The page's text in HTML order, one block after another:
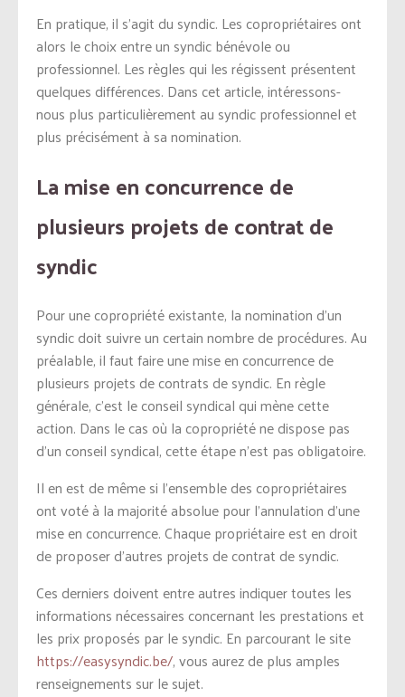
En pratique, il s’agit du syndic. Les copropriétaires ont
alors le choix entre un syndic bénévole ou
professionnel. Les règles qui les régissent présentent
quelques différences. Dans cet article, intéressons-
nous plus particulièrement au syndic professionnel et
plus précisément à sa nomination.
La mise en concurrence de
plusieurs projets de contrat de
syndic
Pour une copropriété existante, la nomination d’un
syndic doit suivre un certain nombre de procédures. Au
préalable, il faut faire une mise en concurrence de
plusieurs projets de contrats de syndic. En règle
générale, c’est le conseil syndical qui mène cette
action. Dans le cas où la copropriété ne dispose pas
d’un conseil syndical, cette étape n’est pas obligatoire.
Il en est de même si l’ensemble des copropriétaires
ont voté à la majorité absolue pour l’annulation d’une
mise en concurrence. Chaque propriétaire est en droit
de proposer d’autres projets de contrat de syndic.
Ces derniers doivent entre autres indiquer toutes les
informations nécessaires concernant les prestations et
les prix proposés par le syndic. En parcourant le site
https://easysyndic.be/, vous aurez de plus amples
renseignements sur le sujet.